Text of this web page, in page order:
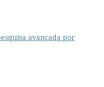
avançada por